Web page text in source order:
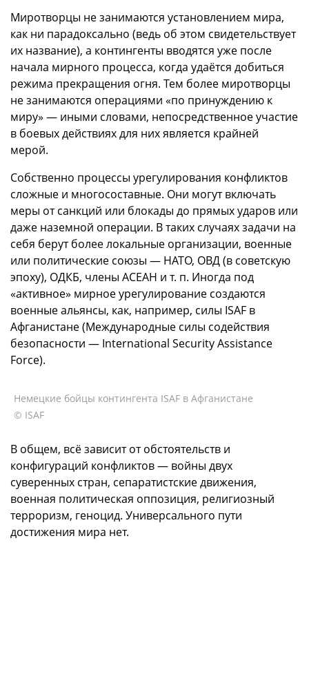
Миротворцы не занимаются установлением мира,
как ни парадоксально (ведь об этом свидетельствует
их название), а контингенты вводятся уже после
начала мирного процесса, когда удаётся добиться
режима прекращения огня. Тем более миротворцы
не занимаются операциями «по принуждению к
миру» — иными словами, непосредственное участие
в боевых действиях для них является крайней
мерой.
Собственно процессы урегулирования конфликтов
сложные и многосоставные. Они могут включать
меры от санкций или блокады до прямых ударов или
даже наземной операции. В таких случаях задачи на
себя берут более локальные организации, военные
или политические союзы — НАТО, ОВД (в советскую
эпоху), ОДКБ, члены АСЕАН и т. п. Иногда под
«активное» мирное урегулирование создаются
военные альянсы, как, например, силы ISAF в
Афганистане (Международные силы содействия
безопасности — International Security Assistance
Force).
Немецкие бойцы контингента ISAF в Афганистане
© ISAF
В общем, всё зависит от обстоятельств и
конфигураций конфликтов — войны двух
суверенных стран, сепаратистские движения,
военная политическая оппозиция, религиозный
терроризм, геноцид. Универсального пути
достижения мира нет.